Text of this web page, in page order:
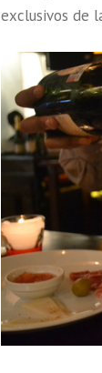
exclusivos de